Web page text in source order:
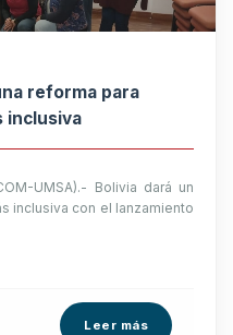
reforma para
inclusiva
UMSA).- Bolivia dará un
inclusiva con el lanzamiento
Leer más